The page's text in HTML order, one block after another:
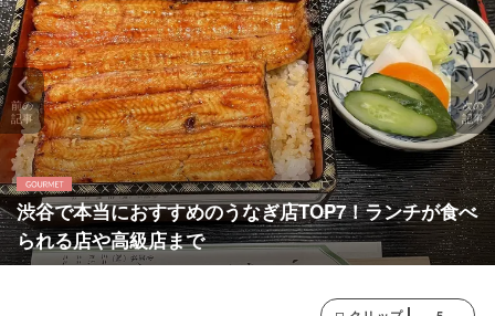
渋谷で本当におすすめのうなぎ店TOP7！ランチが食べ
られる店や高級店まで
前の
記事
次の
記事